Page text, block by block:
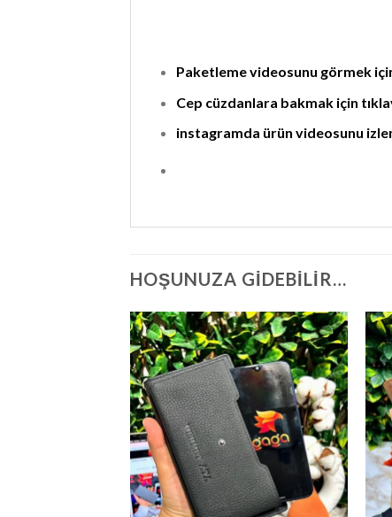
Paketleme videosunu görmek
Cep cüzdanlara bakmak için
instagramda ürün videosunu
HOŞUNUZA GIDEBILIR…